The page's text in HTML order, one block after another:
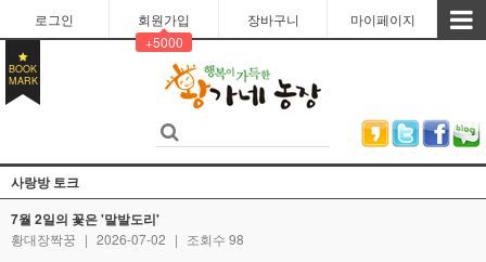
로그인
회원가입
+5000
장바구니 마이페이지
BOOK
MARK
사랑방 토크
7월 2일의 꽃은 '말발도리'
황대장짝꿍 | 2026-07-02 | 조회수 98